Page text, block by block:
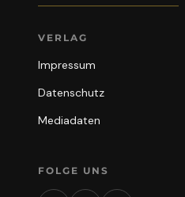
VERLAG
Impressum
Datenschutz
Mediadaten
FOLGE UNS